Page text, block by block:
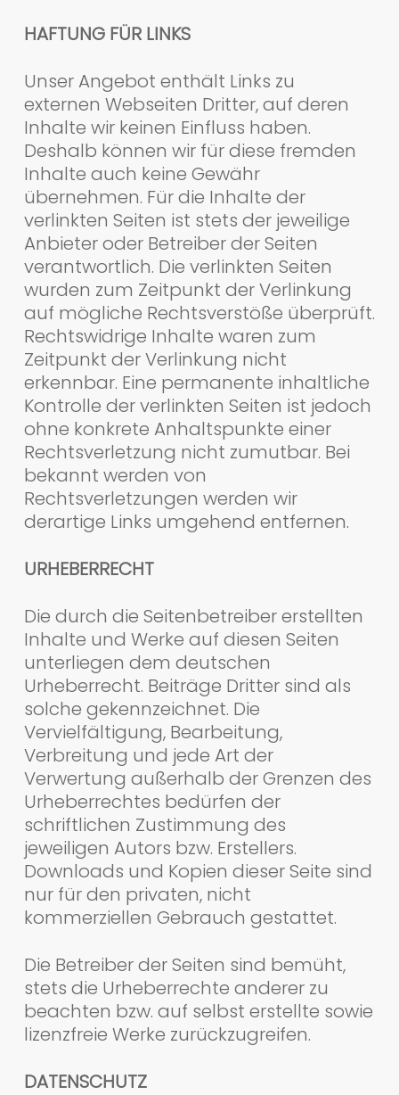
HAFTUNG FÜR LINKS
Unser Angebot enthält Links zu
externen Webseiten Dritter, auf deren
Inhalte wir keinen Einfluss haben.
Deshalb können wir für diese fremden
Inhalte auch keine Gewähr
übernehmen. Für die Inhalte der
verlinkten Seiten ist stets der jeweilige
Anbieter oder Betreiber der Seiten
verantwortlich. Die verlinkten Seiten
wurden zum Zeitpunkt der Verlinkung
auf mögliche Rechtsverstöße überprüft.
Rechtswidrige Inhalte waren zum
Zeitpunkt der Verlinkung nicht
erkennbar. Eine permanente inhaltliche
Kontrolle der verlinkten Seiten ist jedoch
ohne konkrete Anhaltspunkte einer
Rechtsverletzung nicht zumutbar. Bei
bekannt werden von
Rechtsverletzungen werden wir
derartige Links umgehend entfernen.
URHEBERRECHT
Die durch die Seitenbetreiber erstellten
Inhalte und Werke auf diesen Seiten
unterliegen dem deutschen
Urheberrecht. Beiträge Dritter sind als
solche gekennzeichnet. Die
Vervielfältigung, Bearbeitung,
Verbreitung und jede Art der
Verwertung außerhalb der Grenzen des
Urheberrechtes bedürfen der
schriftlichen Zustimmung des
jeweiligen Autors bzw. Erstellers.
Downloads und Kopien dieser Seite sind
nur für den privaten, nicht
kommerziellen Gebrauch gestattet.
Die Betreiber der Seiten sind bemüht,
stets die Urheberrechte anderer zu
beachten bzw. auf selbst erstellte sowie
lizenzfreie Werke zurückzugreifen.
DATENSCHUTZ